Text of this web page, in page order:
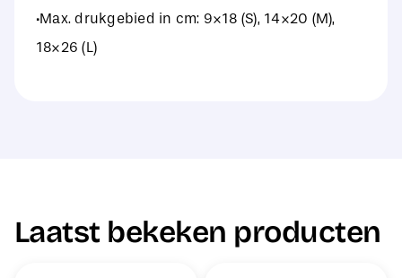
·Max. drukgebied in cm: 9×18 (S), 14×20 (M),
18×26 (L)
Laatst bekeken producten